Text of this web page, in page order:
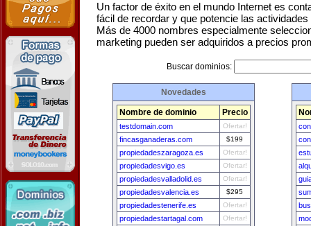
Un factor de éxito en el mundo Internet es
fácil de recordar y que potencie las
Más de 4000 nombres especialmente
marketing pueden ser adquiridos a precios
Buscar dominios:
Novedades
Nombre de dominio Precio
testdomain.com Ofertar!
fincasganaderas.com $199
propiedadeszaragoza.es Ofertar!
propiedadesvigo.es Ofertar!
propiedadesvalladolid.es Ofertar!
propiedadesvalencia.es $295
propiedadestenerife.es Ofertar!
propiedadestartagal.com Ofertar!